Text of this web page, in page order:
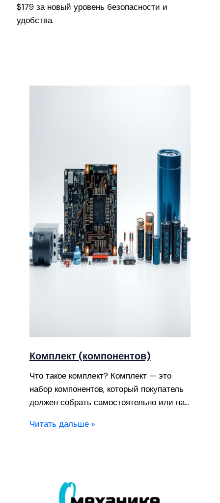
$179 за новый уровень безопасности и
удобства.
Комплект (компонентов)
Что такое комплект? Комплект — это
набор компонентов, который покупатель
должен собрать самостоятельно или на…
Читать дальше »